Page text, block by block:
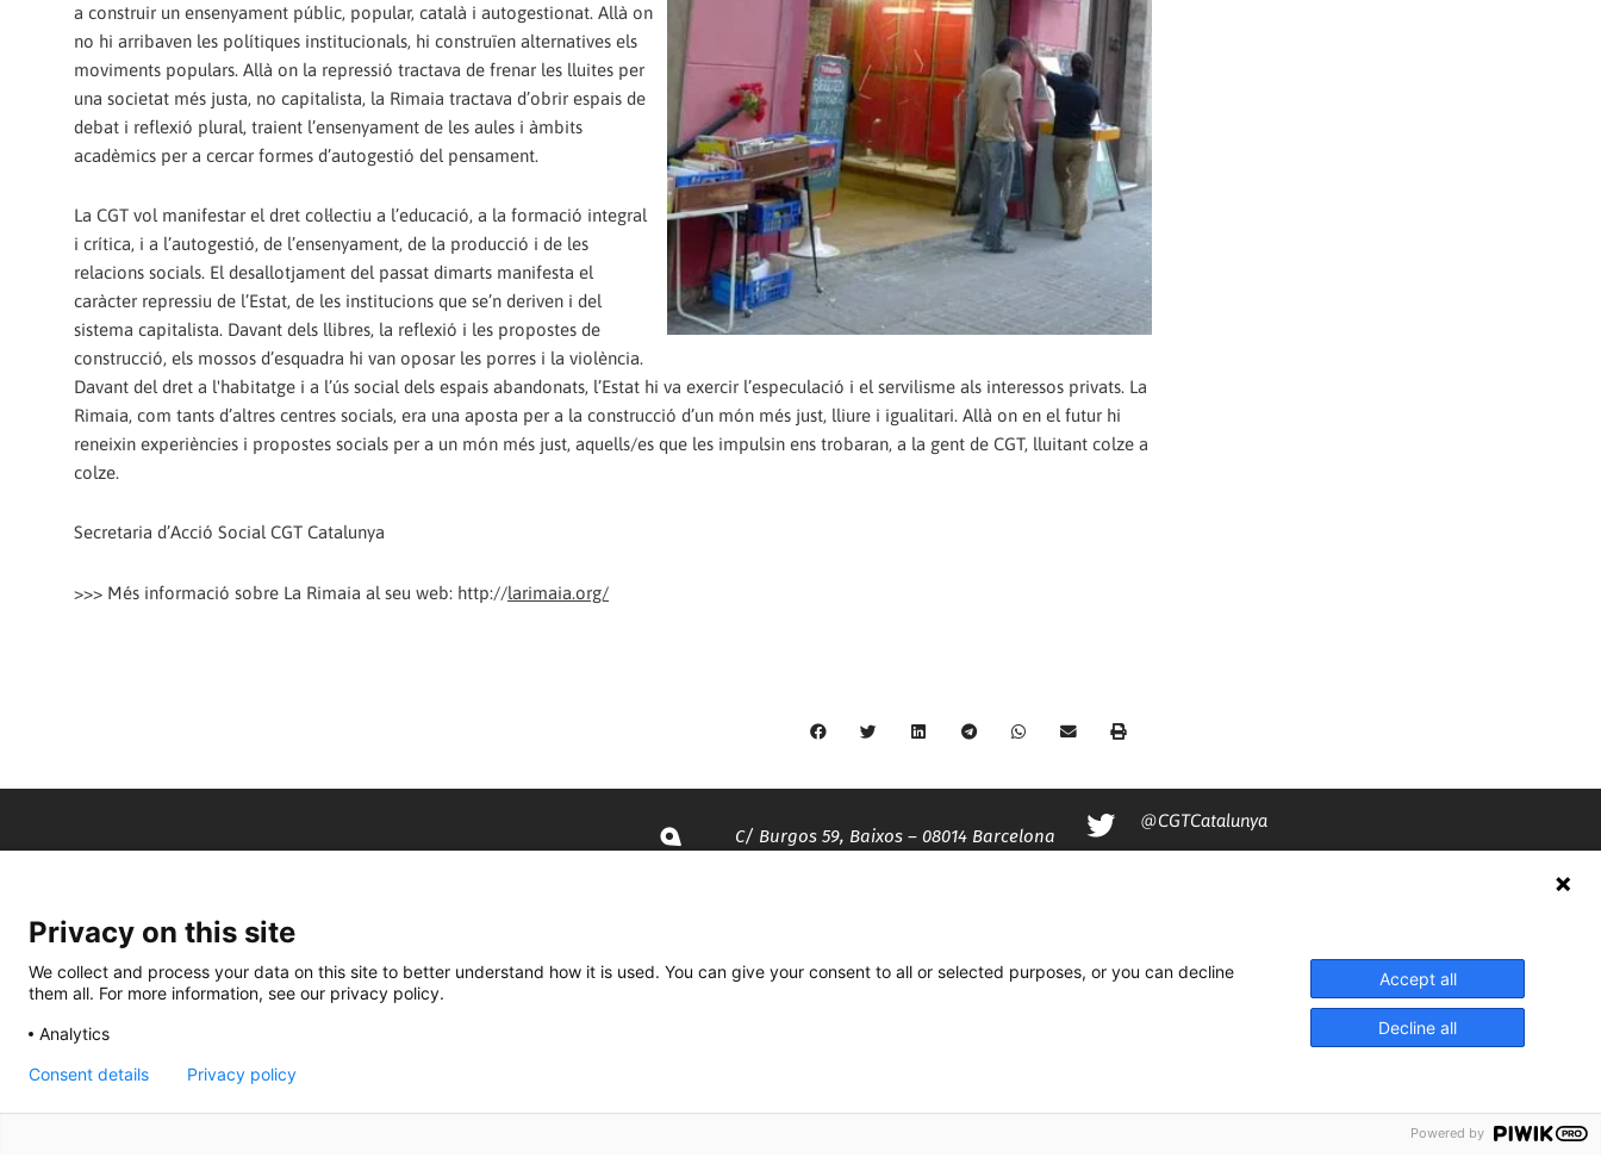
a construir un ensenyament públic, popular, català i autogestionat. Allà on
no hi arribaven les polítiques institucionals, hi construïen alternatives els
moviments populars. Allà on la repressió tractava de frenar les lluites per
una societat més justa, no capitalista, la Rimaia tractava d’obrir espais de
debat i reflexió plural, traient l’ensenyament de les aules i àmbits
acadèmics per a cercar formes d’autogestió del pensament.
La CGT vol manifestar el dret col·lectiu a l’educació, a la formació integral
i crítica, i a l’autogestió, de l’ensenyament, de la producció i de les
relacions socials. El desallotjament del passat dimarts manifesta el
caràcter repressiu de l’Estat, de les institucions que se’n deriven i del
sistema capitalista. Davant dels llibres, la reflexió i les propostes de
construcció, els mossos d’esquadra hi van oposar les porres i la violència.
Davant del dret a l'habitatge i a l’ús social dels espais abandonats, l’Estat hi va exercir l’especulació i el servilisme als interessos privats. La
Rimaia, com tants d’altres centres socials, era una aposta per a la construcció d’un món més just, lliure i igualitari. Allà on en el futur hi
reneixin experiències i propostes socials per a un món més just, aquells/es que les impulsin ens trobaran, a la gent de CGT, lluitant colze a
colze.
Secretaria d’Acció Social CGT Catalunya
>>> Més informació sobre La Rimaia al seu web: http://larimaia.org/
C/ Burgos 59, Baixos – 08014 Barcelona
935 120 481
@CGTCatalunya
Privacy on this site
We collect and process your data on this site to better understand how it is used. You can give your consent to all or selected purposes, or you can decline
them all. For more information, see our privacy policy.
Analytics
Accept all
Decline all
Consent details Privacy policy
Powered by